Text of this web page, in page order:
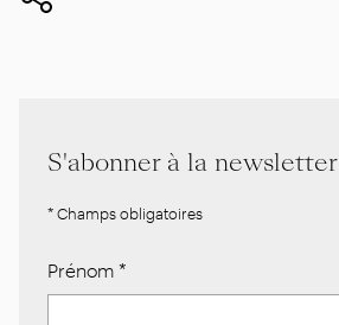
S'abonner à la newsletter
* Champs obligatoires
Prénom *